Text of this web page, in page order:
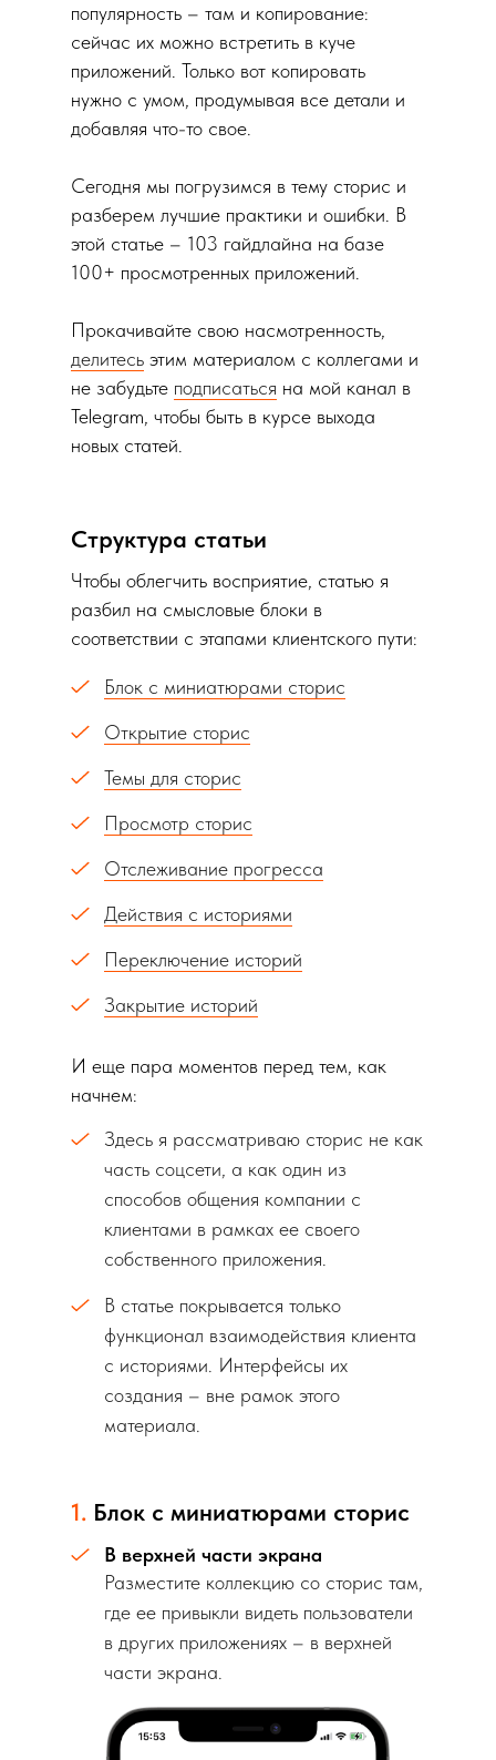
популярность – там и копирование:
сейчас их можно встретить в куче
приложений. Только вот копировать
нужно с умом, продумывая все детали и
добавляя что-то свое.
Сегодня мы погрузимся в тему сторис и
разберем лучшие практики и ошибки. В
этой статье – 103 гайдлайна на базе
100+ просмотренных приложений.
Прокачивайте свою насмотренность,
делитесь этим материалом с коллегами и
не забудьте подписаться на мой канал в
Telegram, чтобы быть в курсе выхода
новых статей.
Структура статьи
Чтобы облегчить восприятие, статью я
разбил на смысловые блоки в
соответствии с этапами клиентского пути:
Блок с миниатюрами сторис
Открытие сторис
Темы для сторис
Просмотр сторис
Отслеживание прогресса
Действия с историями
Переключение историй
Закрытие историй
И еще пара моментов перед тем, как
начнем:
Здесь я рассматриваю сторис не как
часть соцсети, а как один из
способов общения компании с
клиентами в рамках ее своего
собственного приложения.
В статье покрывается только
функционал взаимодействия клиента
с историями. Интерфейсы их
создания – вне рамок этого
материала.
1. Блок с миниатюрами сторис
В верхней части экрана
Разместите коллекцию со сторис там,
где ее привыкли видеть пользователи
в других приложениях – в верхней
части экрана.